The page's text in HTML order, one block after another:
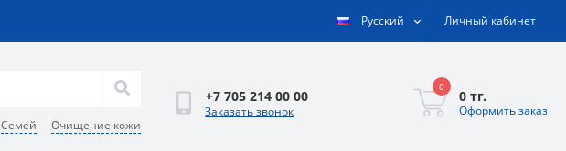
Русский Личный кабинет
Семей Очищение кожи
+7 705 214 00 00
Заказать звонок
0
0 тг.
Оформить заказ